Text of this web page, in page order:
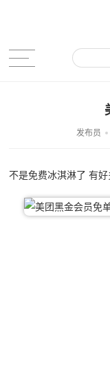
发布员
不是免费冰淇淋了 有